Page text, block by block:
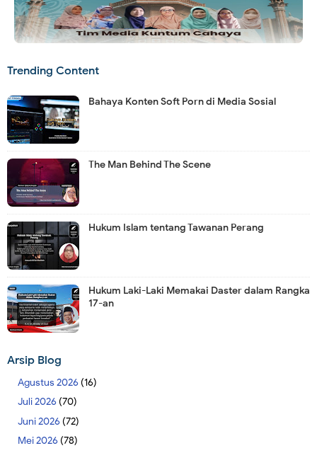
Trending Content
Bahaya Konten Soft Porn di Media Sosial
The Man Behind The Scene
Hukum Islam tentang Tawanan Perang
Hukum Laki-Laki Memakai Daster dalam Rangka
17-an
Arsip Blog
Agustus 2026 (16)
Juli 2026 (70)
Juni 2026 (72)
Mei 2026 (78)